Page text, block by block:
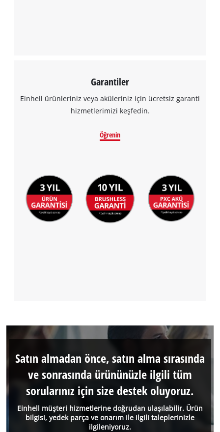
Garantiler
Einhell ürünleriniz veya aküleriniz için ücretsiz garanti
hizmetlerimizi keşfedin.
Öğrenin
Einhell müşteri hizmetlerine doğrudan ulaşılabilir. Ürün
bilgisi, yedek parça ve onarım ile ilgili taleplerinizle
ilgileniyoruz.
Satın almadan önce, satın alma sırasında
ve sonrasında ürününüzle ilgili tüm
sorularınız için size destek oluyoruz.